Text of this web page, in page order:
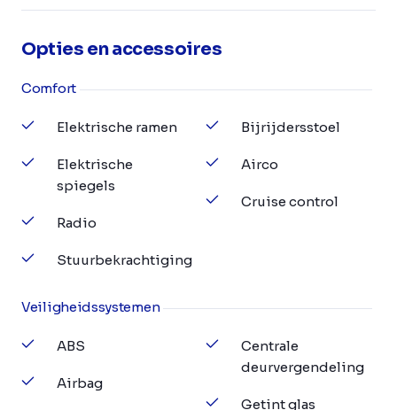
Opties en accessoires
Comfort
Elektrische ramen
Elektrische
spiegels
Radio
Stuurbekrachtiging
Bijrijdersstoel
Airco
Cruise control
Veiligheidssystemen
ABS
Airbag
Centrale
deurvergendeling
Getint glas